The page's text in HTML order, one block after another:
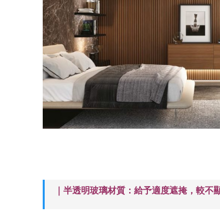
｜半透明玻璃材質：給予適度遮掩，較不